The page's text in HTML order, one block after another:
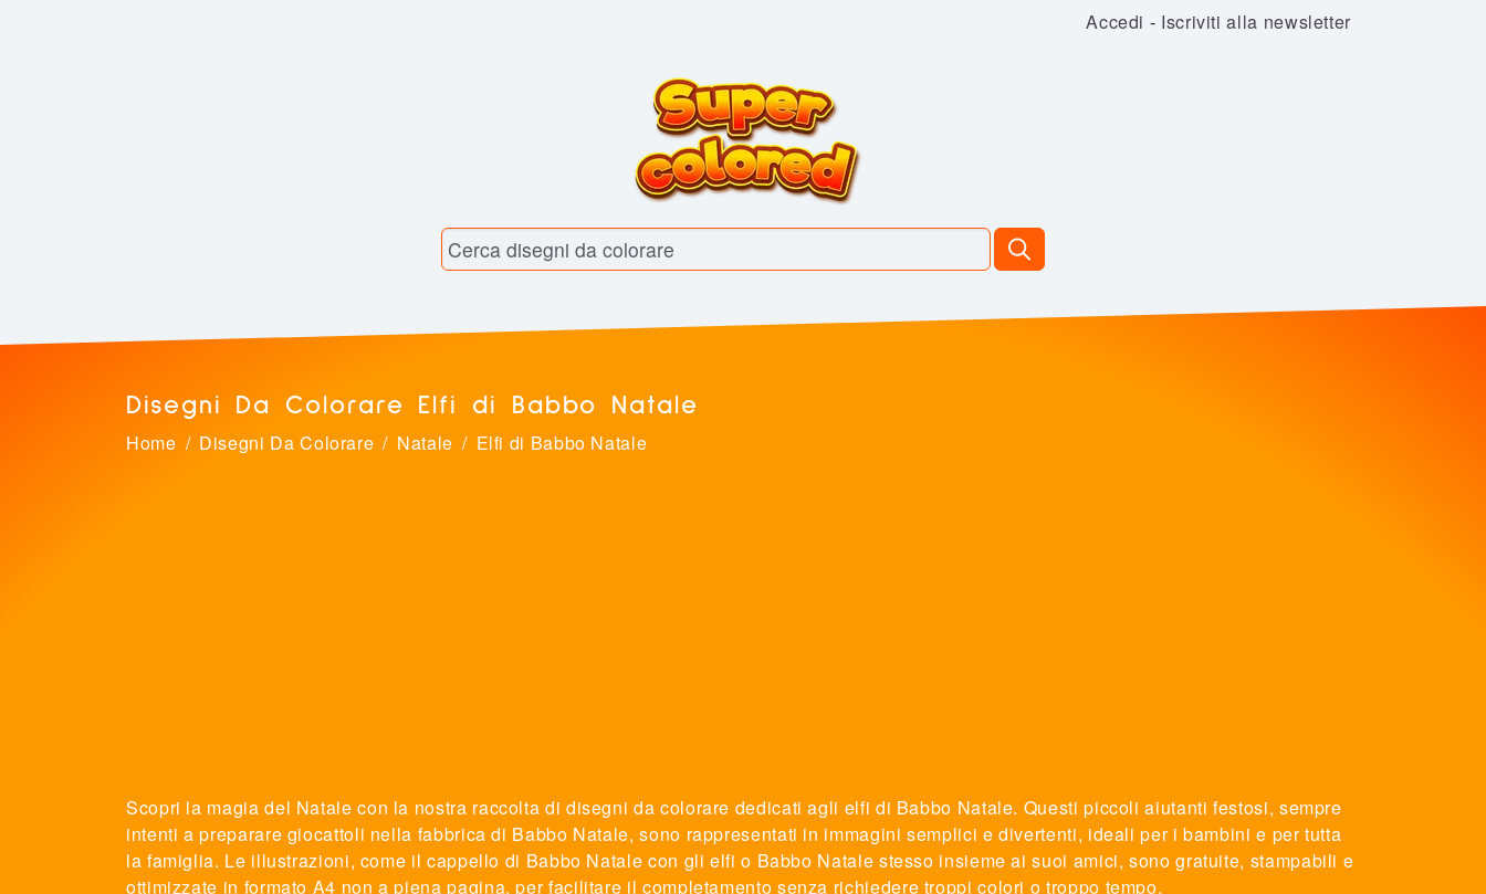
Accedi - Iscriviti alla newsletter
Disegni Da Colorare Elfi di Babbo Natale
Home Disegni Da Colorare Natale Elfi di Babbo Natale
Scopri la magia del Natale con la nostra raccolta di disegni da colorare dedicati agli elfi di Babbo Natale. Questi piccoli aiutanti festosi, sempre
intenti a preparare giocattoli nella fabbrica di Babbo Natale, sono rappresentati in immagini semplici e divertenti, ideali per i bambini e per tutta
la famiglia. Le illustrazioni, come il cappello di Babbo Natale con gli elfi o Babbo Natale stesso insieme ai suoi amici, sono gratuite, stampabili e
ottimizzate in formato A4 non a piena pagina, per facilitare il completamento senza richiedere troppi colori o troppo tempo.